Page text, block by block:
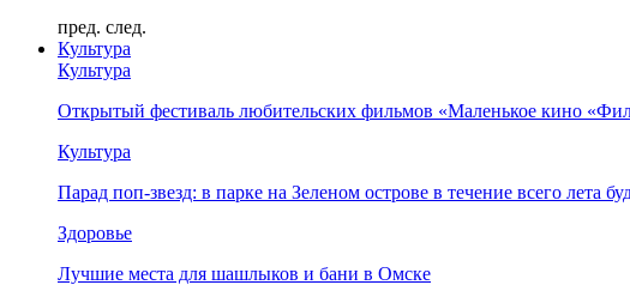
пред. след.
Культура
Культура
Открытый фестиваль любительских фильмов «Маленькое кино
Культура
Парад поп-звезд: в парке на Зеленом острове в течение всего лета
Здоровье
Лучшие места для шашлыков и бани в Омске